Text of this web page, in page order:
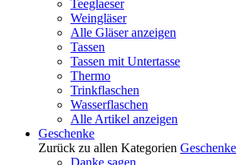
Teeglaeser
Weingläser
Alle Gläser anzeigen
Tassen
Tassen mit Untertasse
Thermo
Trinkflaschen
Wasserflaschen
Alle Artikel anzeigen
Geschenke
Zurück zu allen Kategorien Geschenke
Danke sagen